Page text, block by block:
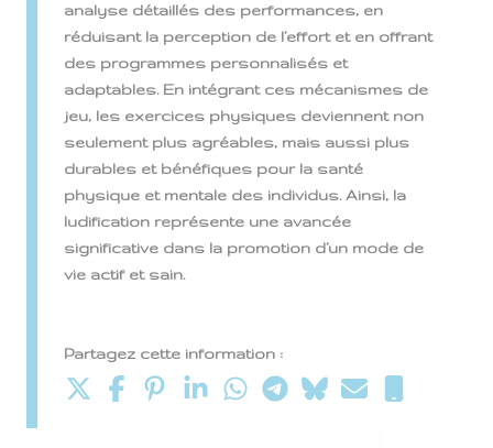
analyse détaillés des performances, en
réduisant la perception de l’effort et en offrant
des programmes personnalisés et
adaptables. En intégrant ces mécanismes de
jeu, les exercices physiques deviennent non
seulement plus agréables, mais aussi plus
durables et bénéfiques pour la santé
physique et mentale des individus. Ainsi, la
ludification représente une avancée
significative dans la promotion d’un mode de
vie actif et sain.
Partagez cette information :